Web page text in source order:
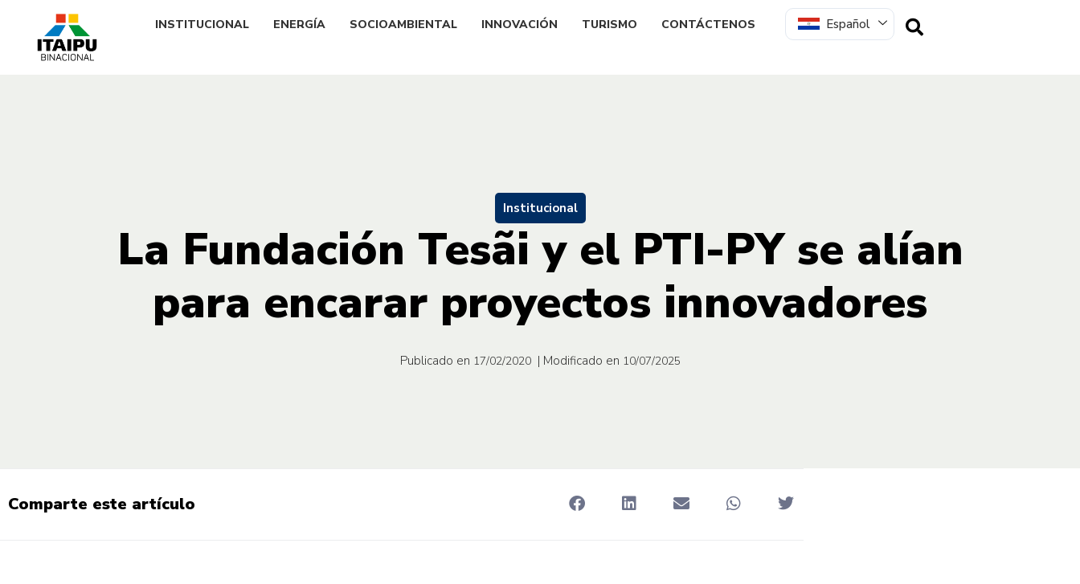
INSTITUCIONAL ENERGÍA SOCIOAMBIENTAL INNOVACIÓN TURISMO CONTÁCTENOS Español
Institucional
La Fundación Tesãi y el PTI-PY se alían
para encarar proyectos innovadores
Publicado en 17/02/2020 | Modificado en 10/07/2025
Comparte este artículo